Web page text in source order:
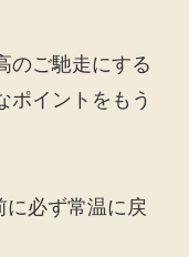
のご馳走にする
ポイントをもう
に必ず常温に戻